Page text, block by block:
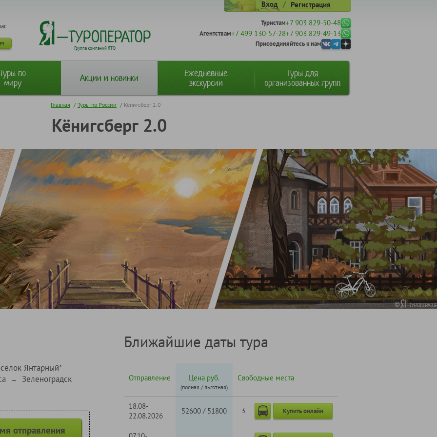
Вход / Регистрация
Группа компаний ЯТО
Туристам+7 903 829-50-48
Агентствам+7 499 130-57-28+7 903 829-49-13
Присоединяйтесь к нам
Туры по
миру
Акции и новинки
Ежедневные
экскурсии
Туры для
организованных групп
Главная / Туры по России / Кёнигсберг 2.0
Кёнигсберг 2.0
Янтарный*
→ Зеленоградск
отправления
Ближайшие даты тура
Отправление Цена руб.
(полная / льготная)
Свободные места
18.08-
22.08.2026
52600 / 51800 3 Купить онлайн